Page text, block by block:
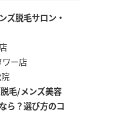
ズ脱毛サロン・
ワー店
毛/メンズ美容
ら？選び方のコ